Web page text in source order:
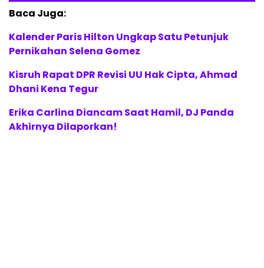
Baca Juga:
Kalender Paris Hilton Ungkap Satu Petunjuk
Pernikahan Selena Gomez
Kisruh Rapat DPR Revisi UU Hak Cipta, Ahmad
Dhani Kena Tegur
Erika Carlina Diancam Saat Hamil, DJ Panda
Akhirnya Dilaporkan!